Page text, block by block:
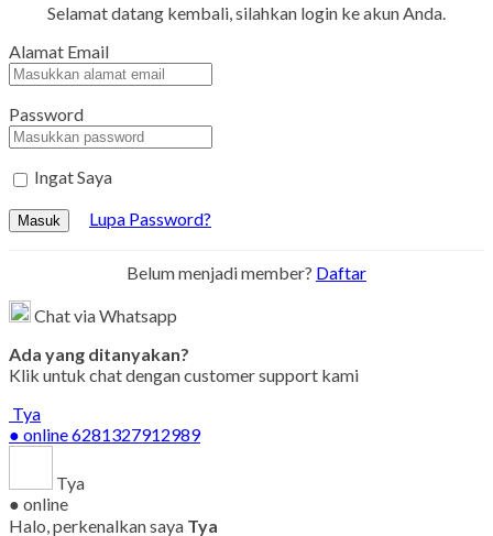
Selamat datang kembali, silahkan login ke akun Anda.
Alamat Email
Password
Ingat Saya
Masuk Lupa Password?
Belum menjadi member? Daftar
Chat via Whatsapp
Ada yang ditanyakan?
Klik untuk chat dengan customer support kami
Tya
● online6281327912989
Tya
● online
Halo, perkenalkan saya Tya